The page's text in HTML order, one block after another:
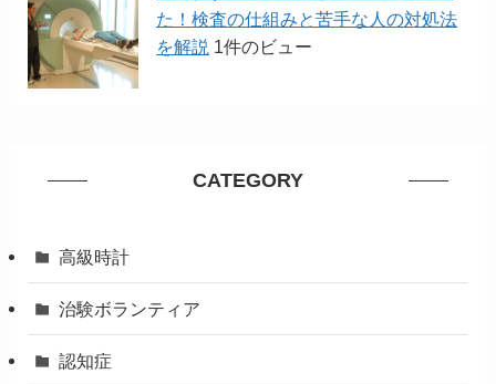
た！検査の仕組みと苦手な人の対処法
を解説 1件のビュー
CATEGORY
高級時計
治験ボランティア
認知症